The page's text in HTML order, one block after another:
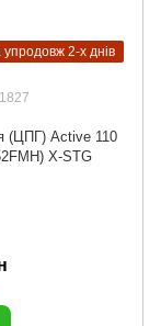
упродовж 2-х днів
(ЦПГ) Active 110
X-STG